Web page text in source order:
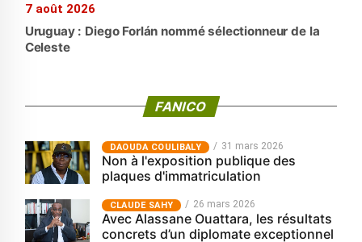
7 août 2026
Uruguay : Diego Forlán nommé sélectionneur de la
Celeste
FANICO
‎DAOUDA COULIBALY 31 mars 2026
Non à l'exposition publique des
plaques d'immatriculation
CLAUDE SAHY 26 mars 2026
Avec Alassane Ouattara, les résultats
concrets d’un diplomate exceptionnel